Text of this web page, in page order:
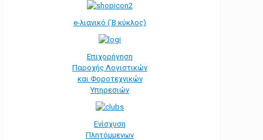
e-λιανικό (΄Β κύκλος)
Επιχορήγηση
Παροχής Λογιστικών
και Φοροτεχνικών
Υπηρεσιών
Ενίσχυση
Πλητόμμενων